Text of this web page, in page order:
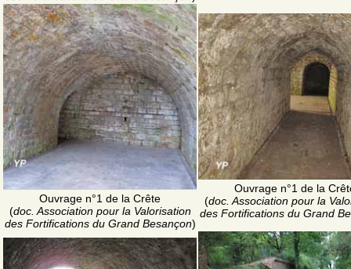
Ouvrage n°1 de la Crête
(doc. Association pour la Valorisation
des Fortifications du Grand Besançon)
Ouvrage n°1 de la
(doc. Association pour la
des Fortifications du Grand